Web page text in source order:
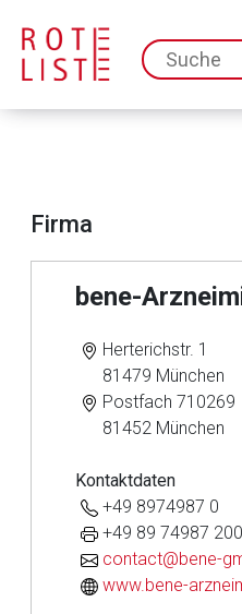
Firma
bene-
Herterichstr. 1
81479 München
Postfach 710269
81452 München
Kontaktdaten
+49 8974987 0
+49 89 74987 200
contact@bene-
www.bene-